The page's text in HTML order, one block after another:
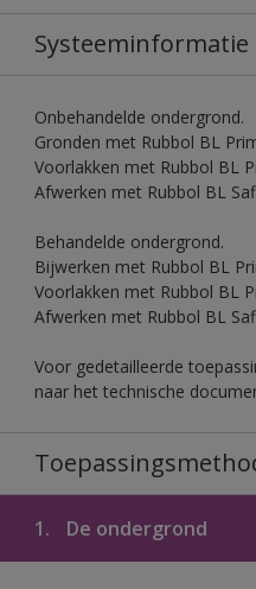
Systeeminformatie
Onbehandelde ondergrond.
Gronden met Rubbol BL
Voorlakken met Rubbol BL
Afwerken met Rubbol BL
Behandelde ondergrond.
Bijwerken met Rubbol BL
Voorlakken met Rubbol BL
Afwerken met Rubbol BL
Voor gedetailleerde
naar het technische
1. De ondergrond